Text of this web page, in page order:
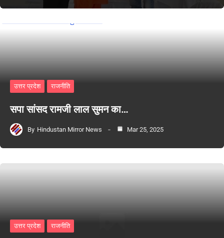
उत्तर प्रदेश राजनीति
सपा सांसद रामजी लाल सुमन का…
By Hindustan Mirror News Mar 25, 2025
उत्तर प्रदेश राजनीति